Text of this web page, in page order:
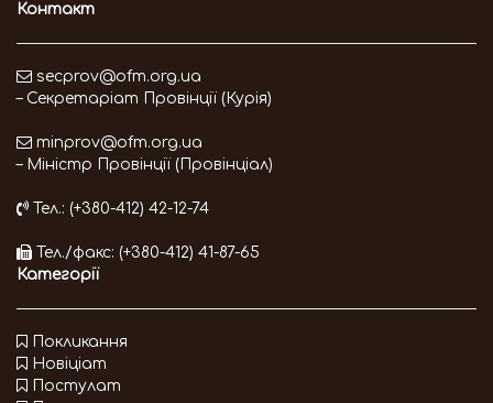
Контакт
secprov@ofm.org.ua
– Секретаріат Провінції (Курія)
minprov@ofm.org.ua
– Міністр Провінції (Провінціал)
Тел.: (+380-412) 42-12-74
Тел./факс: (+380-412) 41-87-65
Категорії
Покликання
Новіціат
Постулат